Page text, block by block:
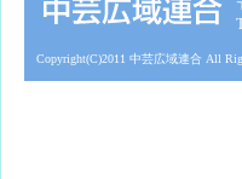
Copyright(C)2011 中芸広域連合 All